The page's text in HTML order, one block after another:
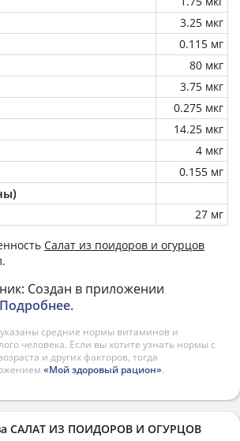
3.25 мкг
0.115 мг
80 мкг
3.75 мкг
0.275 мкг
14.25 мкг
4 мкг
0.155 мг
27 мг
Салат из поидоров и огурцов
Создан в приложении
Подробнее.
средние нормы витаминов и
человека. Если вы хотите узнать нормы с
и других факторов, тогда
«Мой здоровый рацион».
САЛАТ ИЗ ПОИДОРОВ И ОГУРЦОВ